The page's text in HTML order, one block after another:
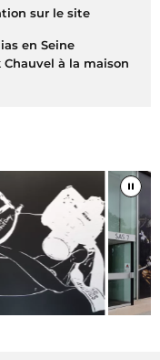
sur le site
en Seine
à la maison